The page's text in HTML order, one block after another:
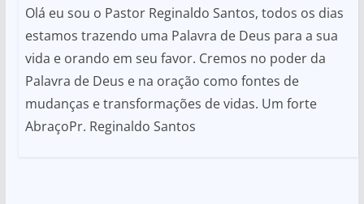
Olá eu sou o Pastor Reginaldo Santos, todos os dias
estamos trazendo uma Palavra de Deus para a sua
vida e orando em seu favor. Cremos no poder da
Palavra de Deus e na oração como fontes de
mudanças e transformações de vidas. Um forte
AbraçoPr. Reginaldo Santos